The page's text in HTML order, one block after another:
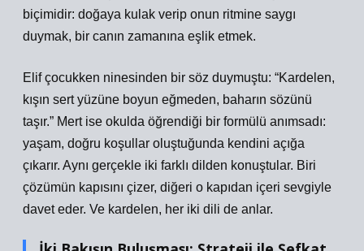
biçimidir: doğaya kulak verip onun ritmine saygı
duymak, bir canın zamanına eşlik etmek.
Elif çocukken ninesinden bir söz duymuştu: “Kardelen,
kışın sert yüzüne boyun eğmeden, baharın sözünü
taşır.” Mert ise okulda öğrendiği bir formülü anımsadı:
yaşam, doğru koşullar oluştuğunda kendini açığa
çıkarır. Aynı gerçekle iki farklı dilden konuştular. Biri
çözümün kapısını çizer, diğeri o kapıdan içeri sevgiyle
davet eder. Ve kardelen, her iki dili de anlar.